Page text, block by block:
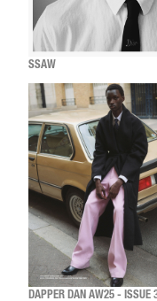
SSAW
DAPPER DAN AW25 - ISSUE